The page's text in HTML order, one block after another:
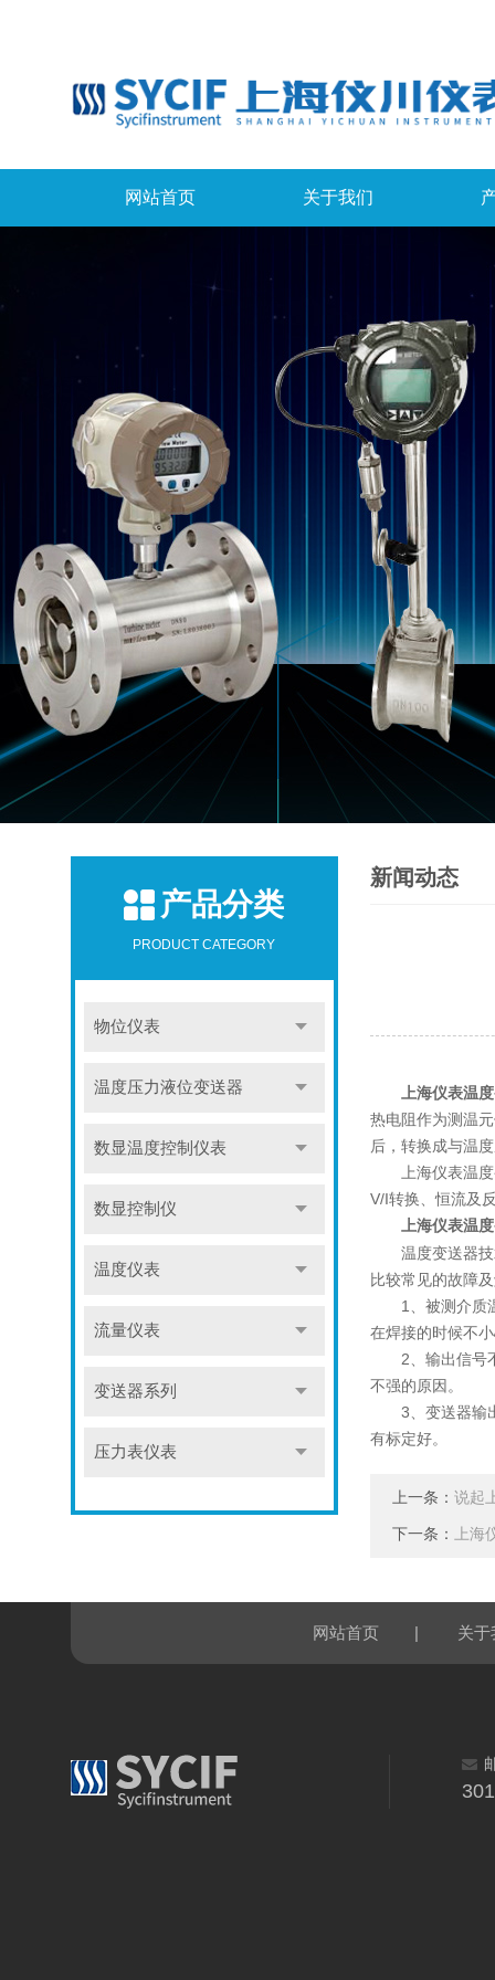
网站首页 关于我们
产品分类
PRODUCT CATEGORY
物位仪表
温度压力液位变送器
数显温度控制仪表
数显控制仪
温度仪表
流量仪表
变送器系列
压力表仪表
新闻动态
上海仪表温
热电阻作为测温
后，转换成与温
上海仪表温度变
V/I转换、恒流及
上海仪表温
温度变送器技术
比较常见的故障
1、被测介质温
在焊接的时候不
2、输出信号不
不强的原因。
3、变送器输出
有标定好。
上一条： 说起
下一条： 上海
网站首页 | 关于